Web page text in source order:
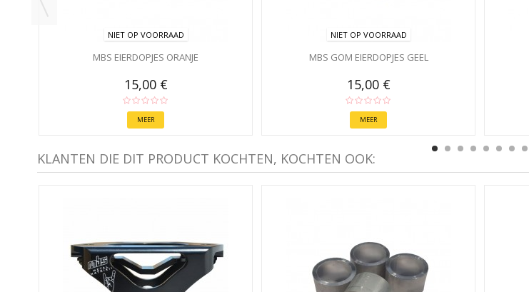
NIET OP VOORRAAD
MBS EIERDOPJES ORANJE
15,00 €
MEER
NIET OP VOORRAAD
MBS GOM EIERDOPJES GEEL
15,00 €
MEER
KLANTEN DIE DIT PRODUCT KOCHTEN, KOCHTEN OOK: